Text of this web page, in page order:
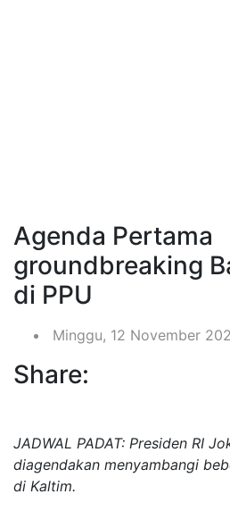
Agenda Pertama
groundbreaking
di PPU
Minggu, 12 November
Share:
JADWAL PADAT: Presiden RI
diagendakan menyambangi
di Kaltim.